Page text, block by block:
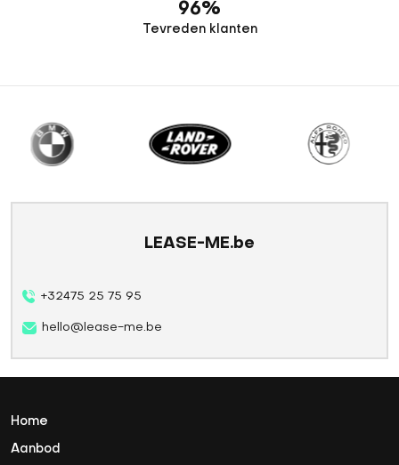
96%
Tevreden klanten
LEASE-ME.be
+32475 25 75 95
hello@lease-me.be
Home
Aanbod